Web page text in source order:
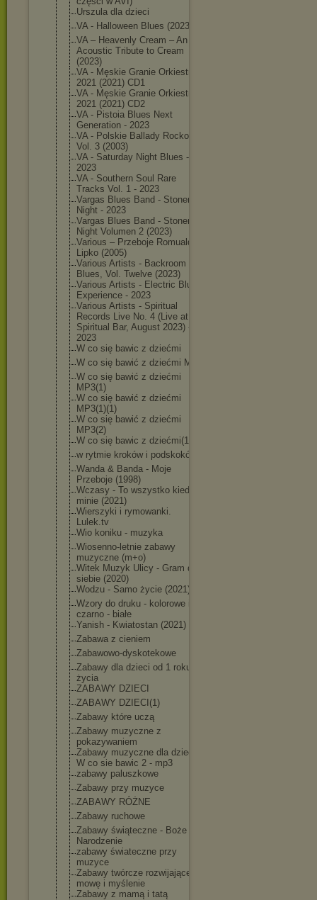
Urszula dla dzieci
VA - Halloween Blues (2023)
VA – Heavenly Cream – An
Acoustic Tribute to Cream
(2023)
VA - Męskie Granie Orkiestra
2021 (2021) CD1
VA - Męskie Granie Orkiestra
2021 (2021) CD2
VA - Pistoia Blues Next
Generation - 2023
VA - Polskie Ballady Rockowe
Vol. 3 (2003)
VA - Saturday Night Blues -
2023
VA - Southern Soul Rare
Tracks Vol. 1 - 2023
Vargas Blues Band - Stoner
Night - 2023
Vargas Blues Band - Stoner
Night Volumen 2 (2023)
Various – Przeboje Romualda
Lipko (2005)
Various Artists - Backroom
Blues, Vol. Twelve (2023)
Various Artists - Electric Blues
Experience - 2023
Various Artists - Spiritual
Records Live No. 4 (Live at
Spiritual Bar, August 2023) -
2023
W co się bawic z dziećmi
W co się bawić z dziećmi MP3
W co się bawić z dziećmi
MP3(1)
W co się bawić z dziećmi
MP3(1)(1)
W co się bawić z dziećmi
MP3(2)
W co się bawic z dziećmi(1)
w rytmie kroków i podskoków
Wanda & Banda - Moje
Przeboje (1998)
Wczasy - To wszystko kiedyś
minie (2021)
Wierszyki i rymowanki.
Lulek.tv
Wio koniku - muzyka
Wiosenno-letnie zabawy
muzyczne (m+o)
Witek Muzyk Ulicy - Gram dla
siebie (2020)
Wodzu - Samo życie (2021)
Wzory do druku - kolorowe i
czarno - białe
Yanish - Kwiatostan (2021)
Zabawa z cieniem
Zabawowo-dyskotekowe
Zabawy dla dzieci od 1 roku
życia
ZABAWY DZIECI
ZABAWY DZIECI(1)
Zabawy które uczą
Zabawy muzyczne z
pokazywaniem
Zabawy muzyczne dla dzieci -
W co sie bawic 2 - mp3
zabawy paluszkowe
Zabawy przy muzyce
ZABAWY RÓŻNE
Zabawy ruchowe
Zabawy świąteczne - Boże
Narodzenie
zabawy świateczne przy
muzyce
Zabawy twórcze rozwijające
mowę i myślenie
Zabawy z mamą i tatą